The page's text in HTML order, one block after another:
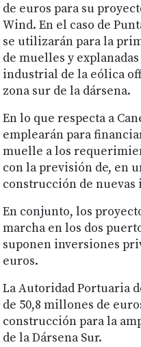
de euros para su
Wind. En el caso de
se utilizarán para la
de muelles y
industrial de la eólica
zona sur de la dársena.
En lo que respecta a
emplearán para
muelle a los
con la previsión de, en
construcción de nuevas
En conjunto, los
marcha en los dos
suponen inversiones
euros.
La Autoridad Portuaria
de 50,8 millones de
construcción para la
de la Dársena Sur.